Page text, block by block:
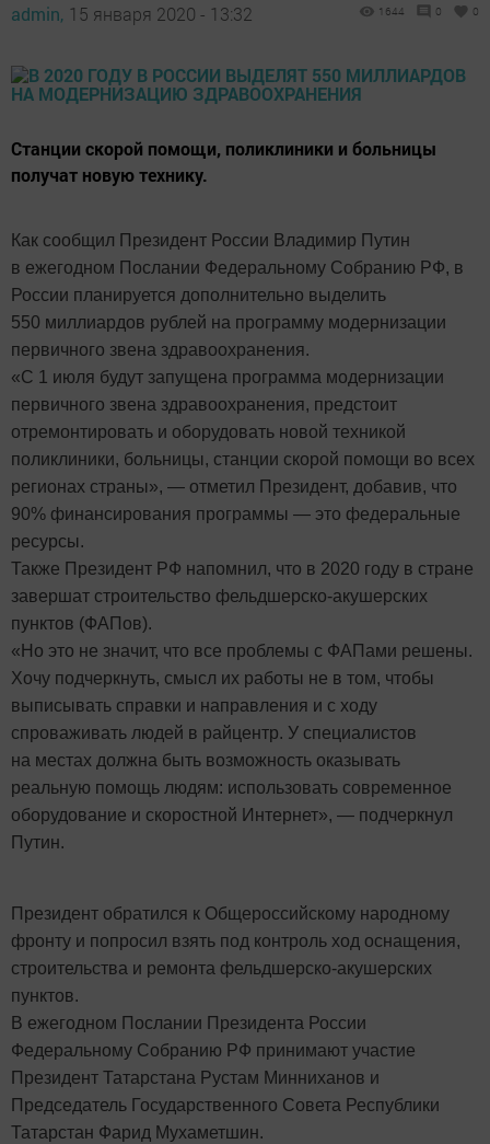
admin, 15 января 2020 - 13:32 1644 0 0
Станции скорой помощи, поликлиники и больницы
получат новую технику.
Как сообщил Президент России Владимир Путин
в ежегодном Послании Федеральному Собранию РФ, в
России планируется дополнительно выделить
550 миллиардов рублей на программу модернизации
первичного звена здравоохранения.
«С 1 июля будут запущена программа модернизации
первичного звена здравоохранения, предстоит
отремонтировать и оборудовать новой техникой
поликлиники, больницы, станции скорой помощи во всех
регионах страны», — отметил Президент, добавив, что
90% финансирования программы — это федеральные
ресурсы.
Также Президент РФ напомнил, что в 2020 году в стране
завершат строительство фельдшерско-акушерских
пунктов (ФАПов).
«Но это не значит, что все проблемы с ФАПами решены.
Хочу подчеркнуть, смысл их работы не в том, чтобы
выписывать справки и направления и с ходу
спроваживать людей в райцентр. У специалистов
на местах должна быть возможность оказывать
реальную помощь людям: использовать современное
оборудование и скоростной Интернет», — подчеркнул
Путин.
Президент обратился к Общероссийскому народному
фронту и попросил взять под контроль ход оснащения,
строительства и ремонта фельдшерско-акушерских
пунктов.
В ежегодном Послании Президента России
Федеральному Собранию РФ принимают участие
Президент Татарстана Рустам Минниханов и
Председатель Государственного Совета Республики
Татарстан Фарид Мухаметшин.